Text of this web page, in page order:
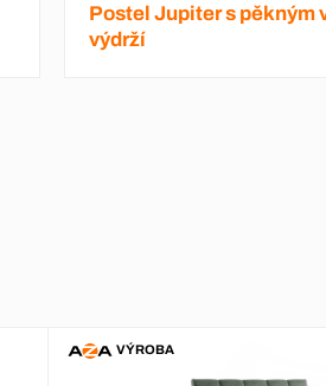
Postel Jupiter s pěkným vzhledem a poctivou
výdrží
VÝROBA